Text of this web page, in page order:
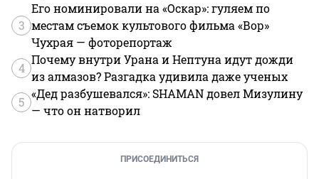
3
Его номинировали на «Оскар»: гуляем по
местам съемок культового фильма «Вор»
Чухрая — фоторепортаж
4
Почему внутри Урана и Нептуна идут дожди
из алмазов? Разгадка удивила даже ученых
5
«Дед разбушевался»: SHAMAN довел Мизулину
— что он натворил
ПРИСОЕДИНИТЬСЯ